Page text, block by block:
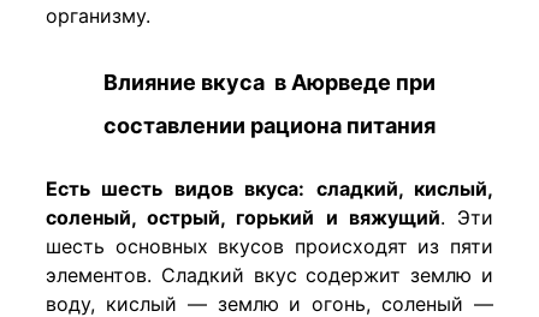
организму.
Влияние вкуса в Аюрведе при
составлении рациона питания
Есть шесть видов вкуса: сладкий, кислый,
соленый, острый, горький и вяжущий. Эти
шесть основных вкусов происходят из пяти
элементов. Сладкий вкус содержит землю и
воду, кислый — землю и огонь, соленый —